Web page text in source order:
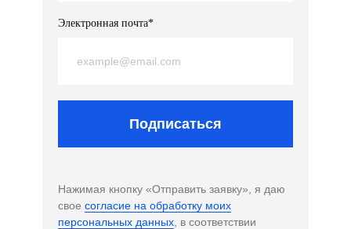
Электронная почта*
Подписаться
Нажимая кнопку «Отправить заявку», я даю
свое согласие на обработку моих
персональных данных , в соответствии